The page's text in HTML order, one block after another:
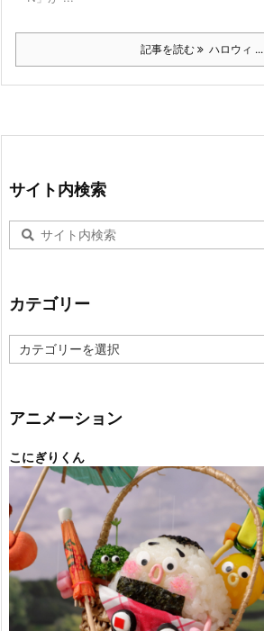
記事を読む ハロウィ ...
サイト内検索
カテゴリー
テ
ー
アニメーション
こにぎりくん